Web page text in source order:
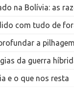
na Bolívia: as
com tudo de
a
da guerra
e o que nos resta